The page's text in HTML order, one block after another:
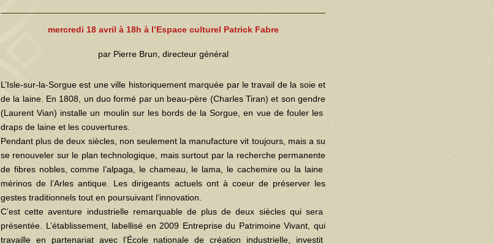
mercredi 18 avril à 18h à l’Espace culturel Patrick Fabre
par Pierre Brun, directeur général
L’Isle-sur-la-Sorgue est une ville historiquement marquée par le travail de la soie et
de la laine. En 1808, un duo formé par un beau-père (Charles Tiran) et son gendre
(Laurent Vian) installe un moulin sur les bords de la Sorgue, en vue de fouler les
draps de laine et les couvertures.
Pendant plus de deux siècles, non seulement la manufacture vit toujours, mais a su
se renouveler sur le plan technologique, mais surtout par la recherche permanente
de fibres nobles, comme l’alpaga, le chameau, le lama, le cachemire ou la laine
mérinos de l’Arles antique. Les dirigeants actuels ont à coeur de préserver les
gestes traditionnels tout en poursuivant l’innovation.
C’est cette aventure industrielle remarquable de plus de deux siècles qui sera
présentée. L’établissement, labellisé en 2009 Entreprise du Patrimoine Vivant, qui
travaille en partenariat avec l’École nationale de création industrielle, investit